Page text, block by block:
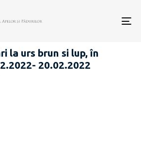
la urs brun si lup, în
20.02.2022